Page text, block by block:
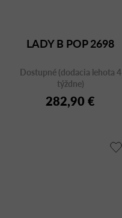
LADY B POP 2698
Dostupné (dodacia lehota 4
týždne)
282,90 €